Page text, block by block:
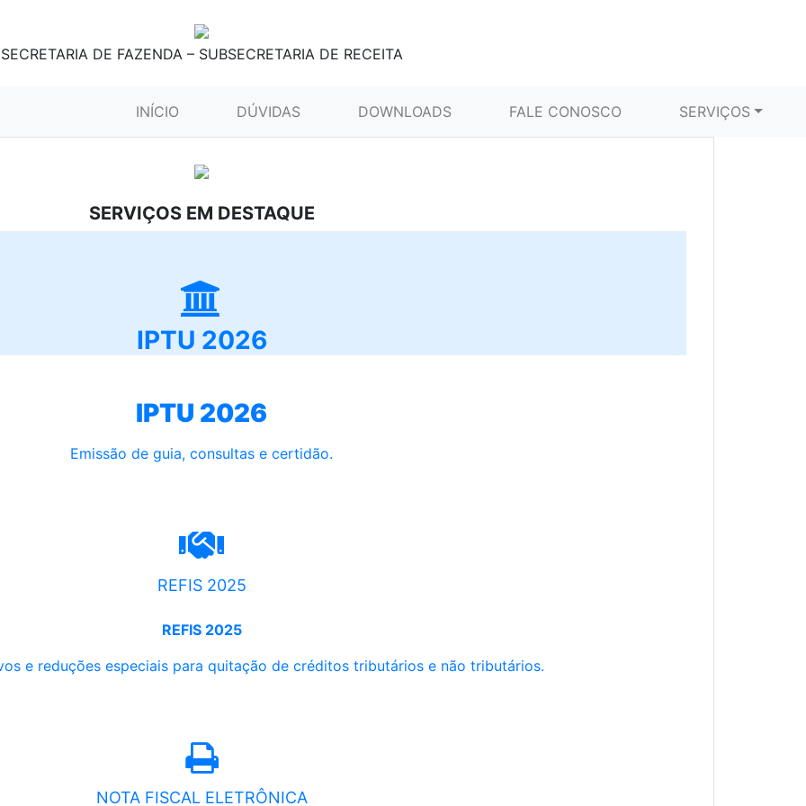
SECRETARIA DE FAZENDA – SUBSECRETARIA DE RECEITA
INÍCIO (CURRENT)DÚVIDAS DOWNLOADS FALE CONOSCO SERVIÇOS
SERVIÇOS EM DESTAQUE
IPTU 2026
IPTU 2026
Emissão de guia, consultas e certidão.
REFIS 2025
REFIS 2025
e reduções especiais para quitação de créditos tributários e não tributários.
NOTA FISCAL ELETRÔNICA